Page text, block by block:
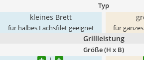
Typ
kleines Brett
für halbes Lachsfilet geeignet für
Grillleistung
Größe (H x B)